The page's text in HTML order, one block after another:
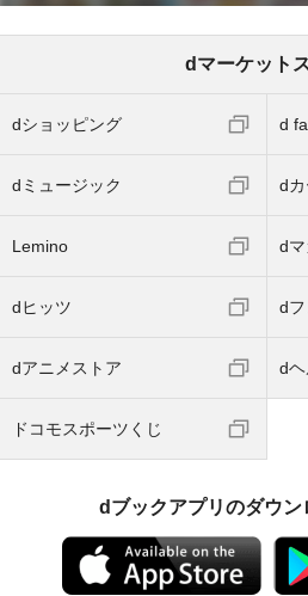
dマーケット
dショッピング d
dミュージック d
Lemino d
dヒッツ dフ
dアニメストア d
ドコモスポーツくじ
dブックアプリのダウン